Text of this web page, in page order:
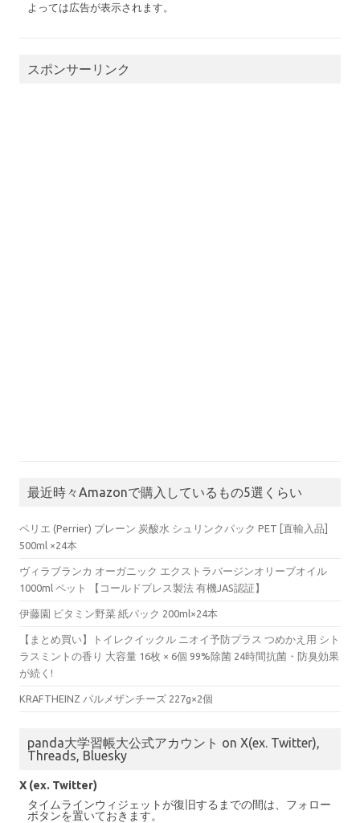
よっては広告が表示されます。
スポンサーリンク
最近時々Amazonで購入しているもの5選くらい
ペリエ (Perrier) プレーン 炭酸水 シュリンクパック PET [直輸入品]
500ml ×24本
ヴィラブランカ オーガニック エクストラバージンオリーブオイル
1000ml ペット 【コールドプレス製法 有機JAS認証】
伊藤園 ビタミン野菜 紙パック 200ml×24本
【まとめ買い】トイレクイックル ニオイ予防プラス つめかえ用 シト
ラスミントの香り 大容量 16枚 × 6個 99%除菌 24時間抗菌・防臭効果
が続く!
KRAFTHEINZ パルメザンチーズ 227g×2個
panda大学習帳大公式アカウント on X(ex. Twitter),
Threads, Bluesky
X (ex. Twitter)
タイムラインウィジェットが復旧するまでの間は、フォロー
ボタンを置いておきます。